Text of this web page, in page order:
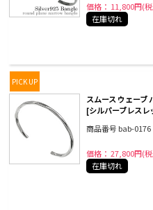
価格： 11,800円(
在庫切れ
PICK UP
スムース ウェーブ
[シルバーブレスレ
商品番号 bab-0176
価格： 27,800円(
在庫切れ